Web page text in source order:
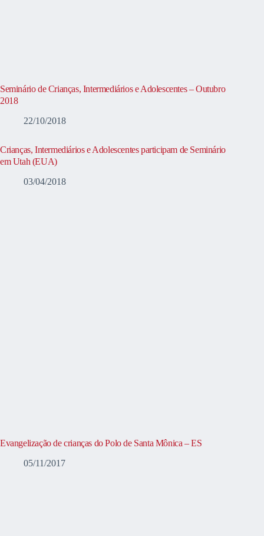
Seminário de Crianças, Intermediários e Adolescentes – Outubro
2018
22/10/2018
Crianças, Intermediários e Adolescentes participam de Seminário
em Utah (EUA)
03/04/2018
Evangelização de crianças do Polo de Santa Mônica – ES
05/11/2017